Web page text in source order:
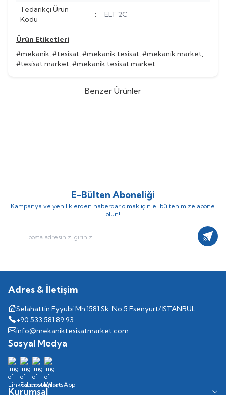
Tedarikçi Ürün
Kodu
: ELT 2C
Ürün Etiketleri
#mekanik,#tesisat,#mekanik tesisat,#mekanik market,
#tesisat market,#mekanik tesisat market
Benzer Ürünler
E-Bülten Aboneliği
Kampanya ve yeniliklerden haberdar olmak için e-bültenimize abone
olun!
Adres & İletişim
Selahattin Eyyubi Mh.1581 Sk. No:5 Esenyurt/İSTANBUL
+90 533 581 89 93
info@mekaniktesisatmarket.com
Sosyal Medya
Kurumsal